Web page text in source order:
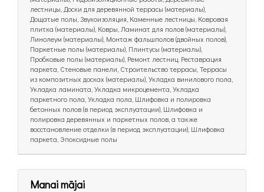
лестницы, Доски для деревянной террасы (материалы),
Дощатые полы, Звукоизоляция, Каменные лестницы, Ковровая
плитка (материалы), Ковры, Ламинат для полов (материалы),
Линолеум (материалы), Монтаж фальшполов (двойных полов),
Паркетные полы (материалы), Плинтусы (материалы),
Пробковые полы (материалы), Ремонт лестниц, Реставрация
паркета, Стеновые панели, Строительство террасы, Террасы
из композитных досках (материалы), Укладка винилового пола,
Укладка ламината, Укладка микроцемента, Укладка
паркетного пола, Укладка пола, Шлифовка и полировка
бетонных полов (в период эксплуатации), Шлифовка и
полировка деревянных и паркетных полов, а также
восстановление отделки (в период эксплуатации), Шлифовка
паркета, Эпоксидные полы
Manai mājai